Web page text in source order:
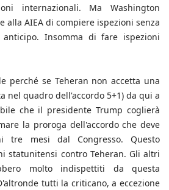
internazionali. Ma Washington
alla AIEA di compiere ispezioni senza
Insomma di fare ispezioni
perché se Teheran non accetta una
nel quadro dell'accordo 5+1) da qui a
che il presidente Trump coglierà
la proroga dell'accordo che deve
tre mesi dal Congresso. Questo
statunitensi contro Teheran. Gli altri
molto indispettiti da questa
tutti la criticano, a eccezione